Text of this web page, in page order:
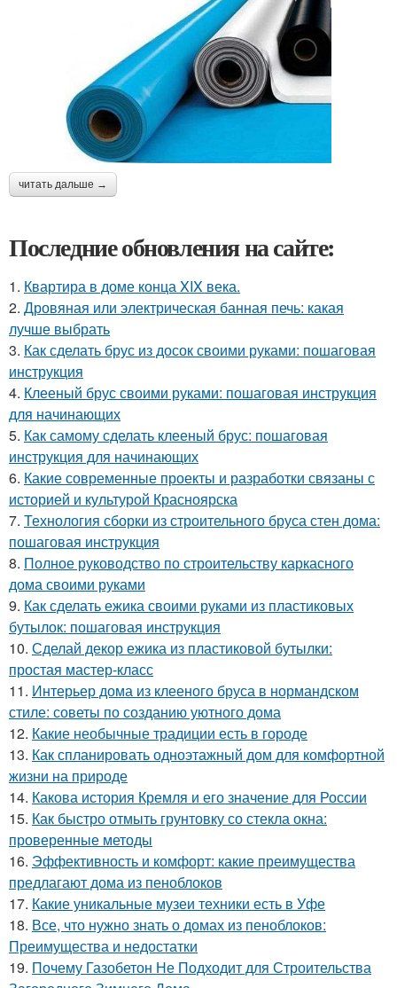
читать дальше →
Последние обновления на сайте:
1. Квартира в доме конца XIX века.
2. Дровяная или электрическая банная печь: какая
лучше выбрать
3. Как сделать брус из досок своими руками: пошаговая
инструкция
4. Клееный брус своими руками: пошаговая инструкция
для начинающих
5. Как самому сделать клееный брус: пошаговая
инструкция для начинающих
6. Какие современные проекты и разработки связаны с
историей и культурой Красноярска
7. Технология сборки из строительного бруса стен дома:
пошаговая инструкция
8. Полное руководство по строительству каркасного
дома своими руками
9. Как сделать ежика своими руками из пластиковых
бутылок: пошаговая инструкция
10. Сделай декор ежика из пластиковой бутылки:
простая мастер-класс
11. Интерьер дома из клееного бруса в нормандском
стиле: советы по созданию уютного дома
12. Какие необычные традиции есть в городе
13. Как спланировать одноэтажный дом для комфортной
жизни на природе
14. Какова история Кремля и его значение для России
15. Как быстро отмыть грунтовку со стекла окна:
проверенные методы
16. Эффективность и комфорт: какие преимущества
предлагают дома из пеноблоков
17. Какие уникальные музеи техники есть в Уфе
18. Все, что нужно знать о домах из пеноблоков:
Преимущества и недостатки
19. Почему Газобетон Не Подходит для Строительства